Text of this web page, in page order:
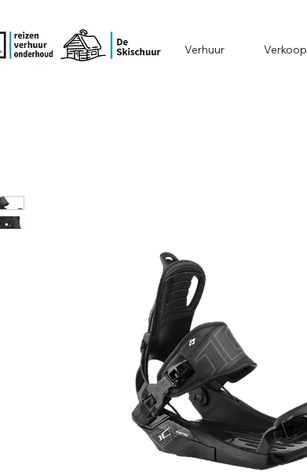
Verhuur Verkoop